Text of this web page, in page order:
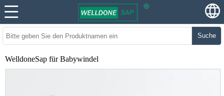
Suche
WelldoneSap für Babywindel